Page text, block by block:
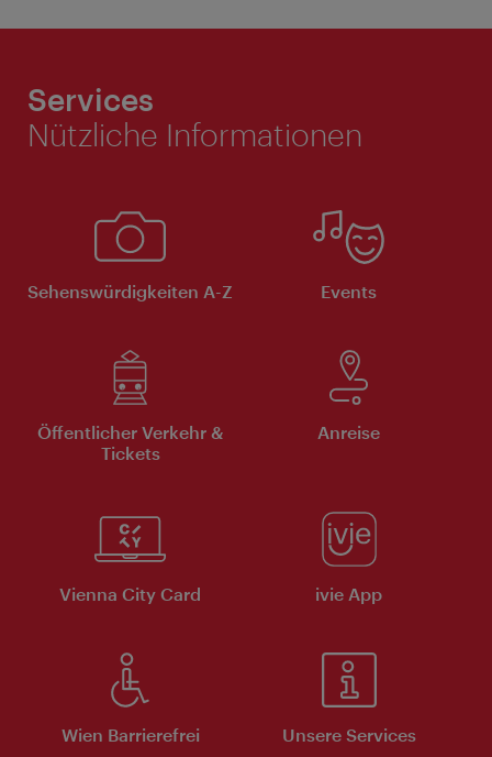
Services
Nützliche Informationen
Sehenswürdigkeiten A-Z Events
Öffentlicher Verkehr &
Tickets
Anreise
Vienna City Card ivie App
Wien Barrierefrei Unsere Services